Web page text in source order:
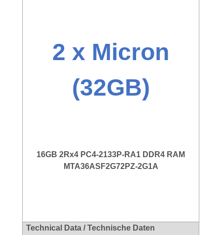
2 x Micron
(32GB)
16GB 2Rx4 PC4-2133P-RA1 DDR4 RAM
MTA36ASF2G72PZ-2G1A
Technical Data / Technische Daten